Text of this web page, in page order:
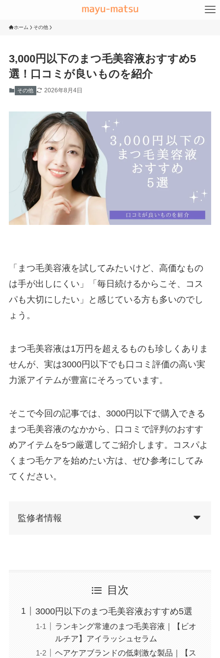
ホーム その他
3,000円以下のまつ毛美容液おすすめ5
選！口コミが良いものを紹介
その他 2026年8月4日
「まつ毛美容液を試してみたいけど、高価なもの
は手が出しにくい」「毎日続けるからこそ、コス
パも大切にしたい」と感じている方も多いのでし
ょう。
まつ毛美容液は1万円を超えるものも珍しくありま
せんが、実は3000円以下でも口コミ評価の高い実
力派アイテムが豊富にそろっています。
そこで今回の記事では、3000円以下で購入できる
まつ毛美容液のなかから、口コミで評判のおすす
めアイテムを5つ厳選してご紹介します。コスパよ
くまつ毛ケアを始めたい方は、ぜひ参考にしてみ
てください。
監修者情報
目次
3000円以下のまつ毛美容液おすすめ5選
ランキング常連のまつ毛美容液｜【ビオ
ルチア】アイラッシュセラム
ヘアケアブランドの低刺激な製品｜【ス